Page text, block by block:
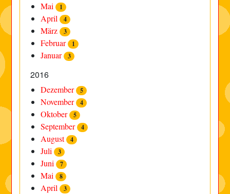
Mai 1
April 4
März 3
Februar 1
Januar 3
2016
Dezember 5
November 4
Oktober 5
September 4
August 4
Juli 3
Juni 7
Mai 8
April 3